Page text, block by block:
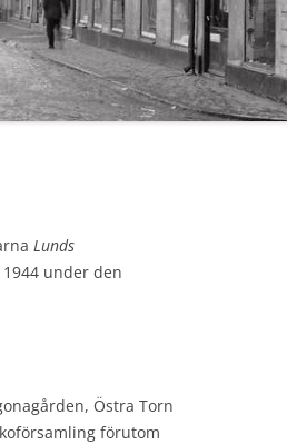
Lunds
under den
Östra Torn
förutom